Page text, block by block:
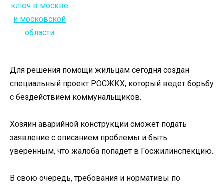
Для решения помощи жильцам сегодня создан
специальный проект РОСЖКХ, который ведет борьбу
с бездействием коммунальщиков.
Хозяин аварийной конструкции сможет подать
заявление с описанием проблемы и быть
уверенным, что жалоба попадет в Госжилинспекцию.
В свою очередь, требования и нормативы по